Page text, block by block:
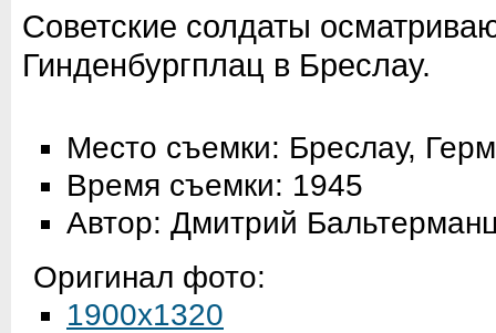
Советские солдаты
Гинденбургплац в Бреслау.
Место съемки: Бреслау,
Время съемки: 1945
Автор: Дмитрий
Оригинал фото:
1900x1320